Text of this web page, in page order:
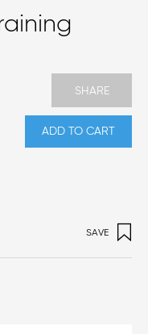
SHARE
ADD TO CART
SAVE